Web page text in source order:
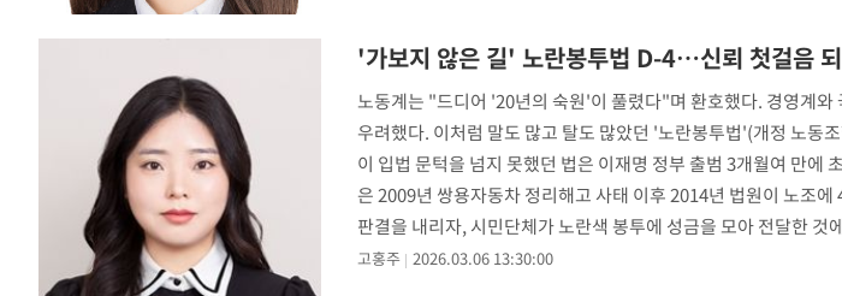
-9895초 전 >[속보]합참 "북, 동해상으로 미상 발사체 발사"
'낮 최고 39도' 불볕더위…한밤 열대야도 계속[내일날씨]
[속보]7~9일 프로야구 3연전도 폭염 취소…11일 재개
-8912초 전 > "韓 외환시장 개입 관측 배경엔 美의 대한국 무역적자 있어"
-8739초 전 >'월드컵 탈락 후폭풍' 축구협회…초유의 압수수색에 '충격·당황'
-8579초 전 > 서울 낮 37.9도, 올여름 최고치 경신…영등포 순간 '40도'
-8141초 전 >[속보]종합특검, 대검 추가 압수수색…내란 중요임무종사 혐의
-4236초 전 >
[속보]코스닥, 800p 회복…0.26% 오른 801.67 마감
-4166초 전 > [속보]코스피, 301.88포인트(4.58%) 내린 6296.38 마감
'가보지 않은 길' 노란봉투법 D-4…신뢰 첫걸음
노동계는 "드디어 '20년의 숙원'이 풀렸다"며 환호했다. 경영계
우려했다. 이처럼 말도 많고 탈도 많았던 '노란봉투법'(개정 노동
이 입법 문턱을 넘지 못했던 법은 이재명 정부 출범 3개월여 만에
은 2009년 쌍용자동차 정리해고 사태 이후 2014년 법원이 노조
판결을 내리자, 시민단체가 노란색 봉투에 성금을 모아 전달한 것
고홍주 2026.03.06 13:30:00